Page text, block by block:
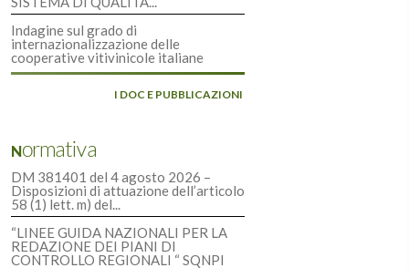
Indagine sul grado di
internazionalizzazione delle
cooperative vitivinicole italiane
I DOC E PUBBLICAZIONI
Normativa
DM 381401 del 4 agosto 2026 –
Disposizioni di attuazione dell’articolo
58 (1) lett. m) del...
“LINEE GUIDA NAZIONALI PER LA
REDAZIONE DEI PIANI DI
CONTROLLO REGIONALI “ SQNPI